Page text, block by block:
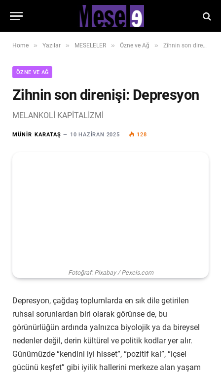
Home » Yazılar » MESELELER » Özne ve Ağ » Zihnin son direnişi: Depresyon
ÖZNE VE AĞ
Zihnin son direnişi: Depresyon
MELANKOLİ KAPİTALİZMİ
MÜNIR KARATAŞ 10 HAZIRAN 2025 128
Fotoğraf: Pixabay / Pexels.com
Depresyon, çağdaş toplumlarda en sık dile getirilen
ruhsal sorunlardan biri olarak görünse de, bu
görünürlüğün ardında yalnızca biyolojik ya da bireysel
nedenler değil, derin kültürel ve politik kodlar yer alır.
Günümüzde “kendini iyi hisset”, “pozitif kal”, “içsel
gücünü keşfet” gibi iyilik hallerini merkeze alan yaşam